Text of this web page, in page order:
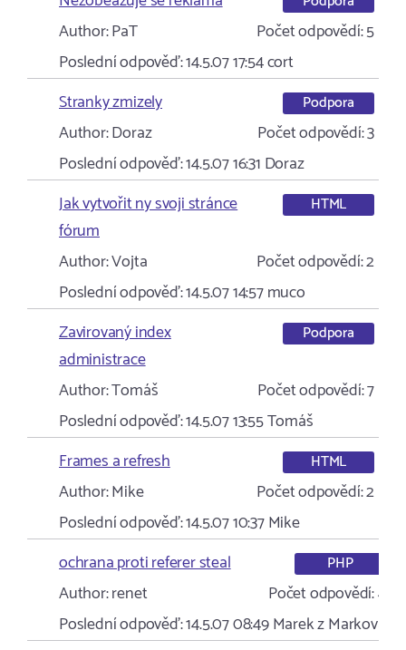
Author:PaT Počet odpovědí:5
Poslední odpověď:14.5.07 17:54cort
Stranky zmizely
Podpora
Author:Doraz Počet odpovědí:3
Poslední odpověď:14.5.07 16:31 Doraz
Jak vytvořit ny svoji stránce
fórum
HTML
Author:Vojta Počet odpovědí:2
Poslední odpověď:14.5.07 14:57muco
Zavirovaný index
administrace
Podpora
Author:Tomáš Počet odpovědí:7
Poslední odpověď:14.5.07 13:55Tomáš
Frames a refresh
HTML
Author:Mike Počet odpovědí:2
Poslední odpověď:14.5.07 10:37Mike
ochrana proti referer steal
PHP
Author:renet Počet odpovědí:4
Poslední odpověď:14.5.07 08:49Marek z Markova